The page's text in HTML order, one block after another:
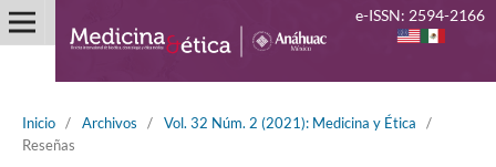
Inicio / Archivos / Vol. 32 Núm. 2 (2021): Medicina y Ética
/
Reseñas
e-ISSN: 2594-2166